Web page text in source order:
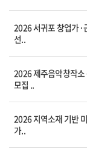
2026 서귀포 창업가·
선..
2026 제주음악창작소
모집 ..
2026 지역소재 기반
가..